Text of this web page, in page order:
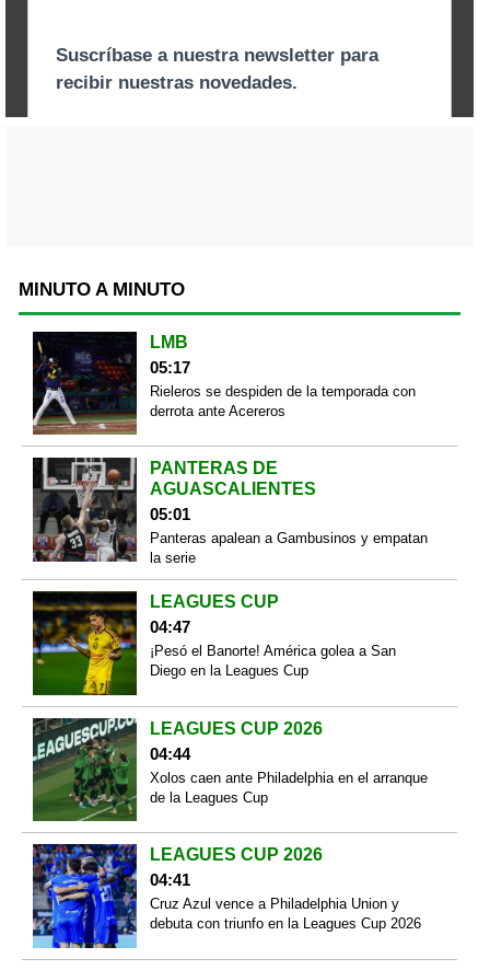
MINUTO A MINUTO
LMB
05:17
Rieleros se despiden de la temporada con
derrota ante Acereros
PANTERAS DE
AGUASCALIENTES
05:01
Panteras apalean a Gambusinos y empatan
la serie
LEAGUES CUP
04:47
¡Pesó el Banorte! América golea a San
Diego en la Leagues Cup
LEAGUES CUP 2026
04:44
Xolos caen ante Philadelphia en el arranque
de la Leagues Cup
LEAGUES CUP 2026
04:41
Cruz Azul vence a Philadelphia Union y
debuta con triunfo en la Leagues Cup 2026